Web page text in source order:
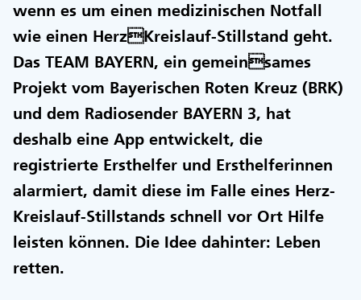
wenn es um einen medizinischen Notfall
wie einen HerzKreislauf-Stillstand geht.
Das TEAM BAYERN, ein gemeinsames
Projekt vom Bayerischen Roten Kreuz (BRK)
und dem Radiosender BAYERN 3, hat
deshalb eine App entwickelt, die
registrierte Ersthelfer und Ersthelferinnen
alarmiert, damit diese im Falle eines Herz-
Kreislauf-Stillstands schnell vor Ort Hilfe
leisten können. Die Idee dahinter: Leben
retten.